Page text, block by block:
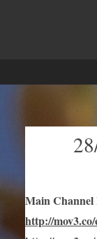
Main Channel
http://